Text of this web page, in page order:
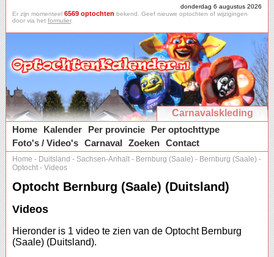
donderdag 6 augustus 2026
Er zijn momenteel 6569 optochten bekend. Geef nieuwe optochten of wijzigingen
door via het formulier.
Carnavalskleding
Home
Kalender Per provincie
Per optochttype
Foto's / Video's Carnaval Zoeken Contact
Home - Duitsland - Sachsen-Anhalt - Bernburg (Saale) - Bernburg (Saale) -
Optocht - Videos
Optocht Bernburg (Saale) (Duitsland)
Videos
Hieronder is 1 video te zien van de Optocht Bernburg
(Saale) (Duitsland).